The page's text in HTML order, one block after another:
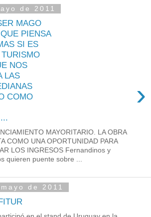
de 2011
MAGO
PIENSA
SI ES
NOS
LAS
COMO
›
MAYORITARIO. LA OBRA
COMO UNA OPORTUNIDAD PARA
LOS INGRESOS Fernandinos y
quieren puente sobre ...
de 2011